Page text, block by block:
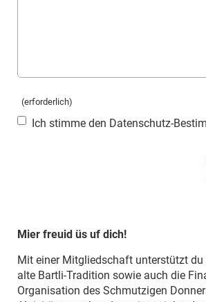
(erforderlich)
Ich stimme den Datenschutz-
Mier freuid üs uf dich!
Mit einer Mitgliedschaft unterstützt du
alte Bartli-Tradition sowie auch die
Organisation des Schmutzigen